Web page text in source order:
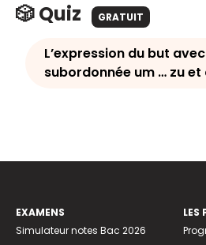
🎲 Quiz GRATUIT
L’expression du but
subordonnée um … zu
EXAMENS
Simulateur notes Bac 2026
LES